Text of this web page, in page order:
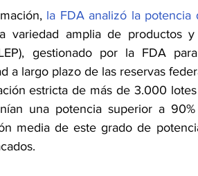
la FDA analizó la
variedad amplia de productos y
gestionado por la FDA
a largo plazo de las reservas
estricta de más de 3.000
una potencia superior a
media de este grado de